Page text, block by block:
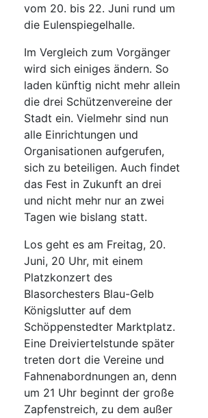
vom 20. bis 22. Juni rund um
die Eulenspiegelhalle.
Im Vergleich zum Vorgänger
wird sich einiges ändern. So
laden künftig nicht mehr allein
die drei Schützenvereine der
Stadt ein. Vielmehr sind nun
alle Einrichtungen und
Organisationen aufgerufen,
sich zu beteiligen. Auch findet
das Fest in Zukunft an drei
und nicht mehr nur an zwei
Tagen wie bislang statt.
Los geht es am Freitag, 20.
Juni, 20 Uhr, mit einem
Platzkonzert des
Blasorchesters Blau-Gelb
Königslutter auf dem
Schöppenstedter Marktplatz.
Eine Dreiviertelstunde später
treten dort die Vereine und
Fahnenabordnungen an, denn
um 21 Uhr beginnt der große
Zapfenstreich, zu dem außer